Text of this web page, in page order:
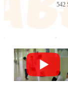
542